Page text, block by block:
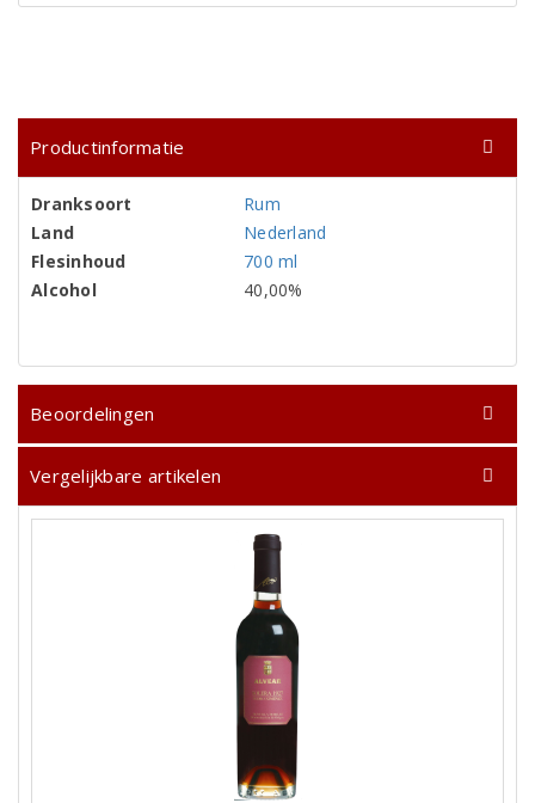
Productinformatie
Dranksoort
Rum
Land
Nederland
Flesinhoud
700 ml
Alcohol
40,00%
Beoordelingen
Vergelijkbare artikelen